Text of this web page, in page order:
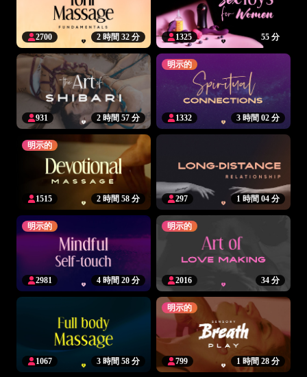
2 時間 32 分
2700 55 分
1325
2 時間 57 分
931
明示的
3 時間 02 分
1332
明示的
2 時間 58 分
1515 1 時間 04 分
297
明示的
4 時間 20 分
2981
明示的
34 分
2016
3 時間 58 分
1067
明示的
1 時間 28 分
799